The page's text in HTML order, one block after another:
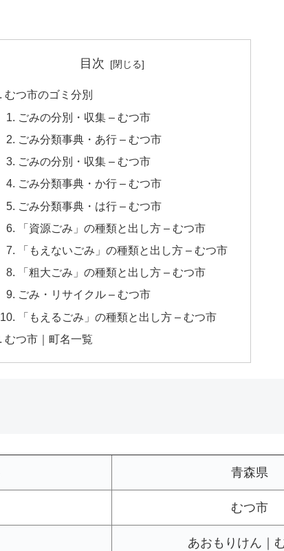
目次
むつ市のゴミ分別
ごみの分別・収集 – むつ市
ごみ分類事典・あ行 – むつ市
ごみの分別・収集 – むつ市
ごみ分類事典・か行 – むつ市
ごみ分類事典・は行 – むつ市
「資源ごみ」の種類と出し方 – むつ市
「もえないごみ」の種類と出し方 – むつ市
「粗大ごみ」の種類と出し方 – むつ市
ごみ・リサイクル – むつ市
「もえるごみ」の種類と出し方 – むつ市
むつ市｜町名一覧
青森県
むつ市
あおもりけん｜